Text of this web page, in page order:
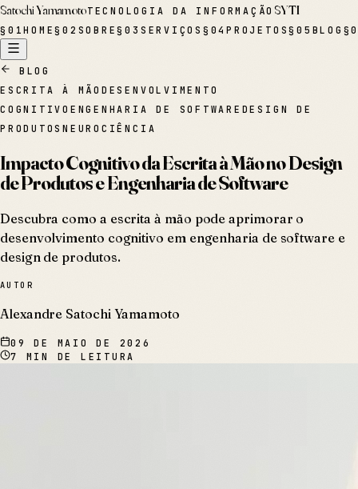
Satochi YamamotoTECNOLOGIA DA INFORMAÇÃOSYTI
§ 01HOME§02 SOBRE§03 SERVIÇOS § 04PROJETOS§05 BLOG §
BLOG
ESCRITA À MÃO DESENVOLVIMENTO
COGNITIVO ENGENHARIA DE SOFTWARE DESIGN DE
PRODUTOSNEUROCIÊNCIA
Impacto Cognitivo da Escrita à Mão no Design
de Produtos e Engenharia de Software
Descubra como a escrita à mão pode aprimorar o
desenvolvimento cognitivo em engenharia de software e
design de produtos.
AUTOR
Alexandre Satochi Yamamoto
09 DE MAIO DE 2026
7
MIN DE LEITURA